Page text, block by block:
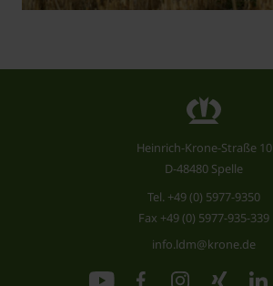
Heinrich-Krone-Straße 10
D-48480 Spelle
Tel. +49 (0) 5977-9350
Fax +49 (0) 5977-935-339
info.ldm@krone.de